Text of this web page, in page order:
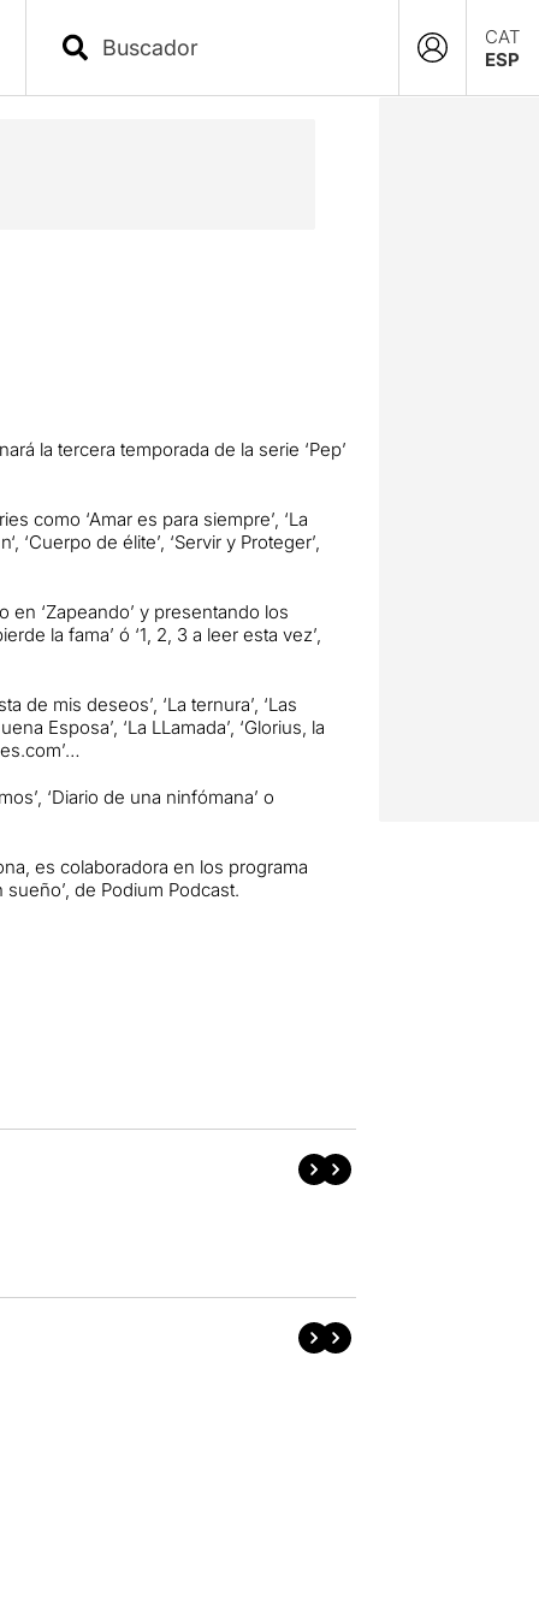
CAT
ESP
la tercera temporada de la serie ‘Pep’
como ‘Amar es para siempre’, ‘La
‘, ‘Cuerpo de élite’, ‘Servir y Proteger’,
‘Zapeando’ y presentando los
la fama’ ó ‘1, 2, 3 a leer esta vez’,
de mis deseos’, ‘La ternura’, ‘Las
Esposa’, ‘La LLamada’, ‘Glorius, la
‘Diario de una ninfómana’ o
escolaboradora en los programa
de Podium Podcast.